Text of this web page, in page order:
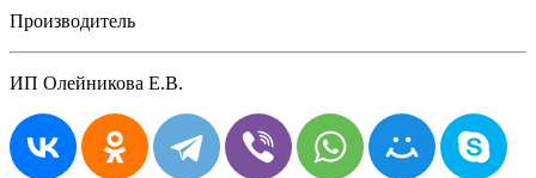
Производитель
ИП Олейникова Е.В.